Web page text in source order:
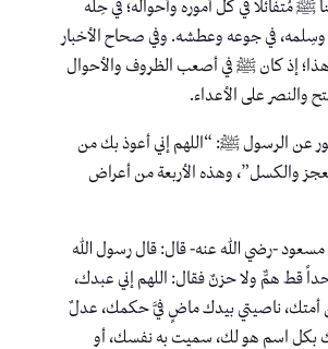
ﷺ مُتفائلًا في كل أموره وأحواله؛ في حِلّه
وسِلمه، في جوعه وعطشه. وفي صحاح الأخبار
إذ كان ﷺ في أصعب الظروف والأحوال
والنصر على الأعداء.
عن الرسول ﷺ: “اللهم إني أعوذ بك من
والكسل”، وهذه الأربعة من أعراض
-رضي الله عنه- قال: قال رسول الله
قط همٌّ ولا حزنٌ فقال: اللهم إني عبدك،
أمتك، ناصيتي بيدك ماضٍ فيَّ حكمك، عدلٌ
بكل اسم هو لك، سميت به نفسك، أو